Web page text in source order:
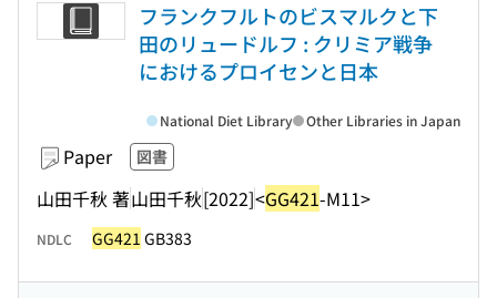
フランクフルトのビスマルクと下
田のリュードルフ : クリミア戦争
におけるプロイセンと日本
Paper 図書
山田千秋 著山田千秋[2022]<GG421-M11>
National Diet Library Other Libraries in Japan
NDLC GG421 GB383